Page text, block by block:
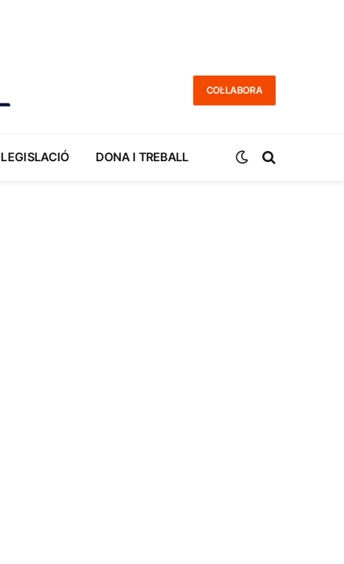
COL·LABORA
LEGISLACIÓ DONA I TREBALL